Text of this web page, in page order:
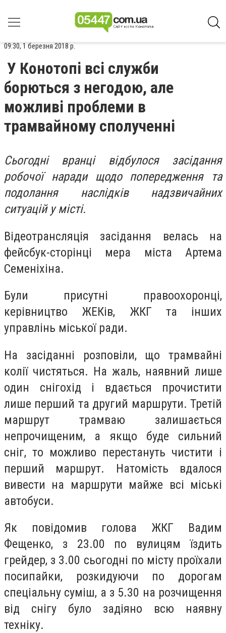
09:30, 1 березня 2018 р.
У Конотопі всі служби
борються з негодою, але
можливі проблеми в
трамвайному сполученні
Сьогодні вранці відбулося засідання
робочої наради щодо попередження та
подолання наслідків надзвичайних
ситуацій у місті.
Відеотрансляція засідання велась на
фейсбук-сторінці мера міста Артема
Семеніхіна.
Були присутні правоохоронці,
керівництво ЖЕКів, ЖКГ та інших
управлінь міської ради.
На засіданні розповіли, що трамвайні
колії чистяться. На жаль, наявний лише
один снігохід і вдається прочистити
лише перший та другий маршрути. Третій
маршрут трамваю залишається
непрочищеним, а якщо буде сильний
сніг, то можливо перестануть чистити і
перший маршрут. Натомість вдалося
вивести на маршрути майже всі міські
автобуси.
Як повідомив голова ЖКГ Вадим
Фещенко, з 23.00 по вулицям їздить
грейдер, з 3.00 сьогодні по місту проїхали
посипайки, розкидуючи по дорогам
спеціальну суміш, а з 5.30 на розчищення
від снігу було задіяно всю наявну
техніку.